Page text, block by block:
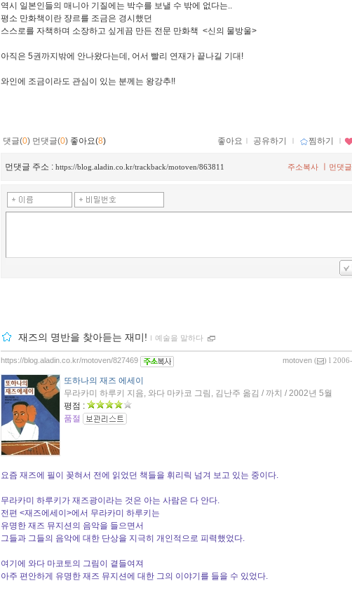
역시 일본인들의 매니아 기질에는 박수를 보낼 수 밖에 없다는..
평소 만화책이란 쟝르를 조금은 경시했던
스스로를 자책하며 소장하고 싶게끔 만든 전문 만화책 <신의 물방울>
아직은 5권까지밖에 안나왔다는데, 어서 빨리 연재가 끝나길 기대!
와인에 조금이라도 관심이 있는 분께는 왕강추!!
댓글(0) 먼댓글(0) 좋아요(8) 좋아요 ｌ 공유하기 ｌ 찜하기 ｌ
먼댓글 주소 : https://blog.aladin.co.kr/trackback/motoven/863811 먼댓
주소복사
재즈의 명반을 찾아듣는 재미! ｌ 예술을 말하다
motoven ( ) l
https://blog.aladin.co.kr/motoven/827469
또하나의 재즈 에세이
무라카미 하루키 지음, 와다 마카코 그림, 김난주 옮김 / 까치 / 2002년 5월
평점 :
품절
요즘 재즈에 필이 꽂혀서 전에 읽었던 책들을 휘리릭 넘겨 보고 있는 중이다.
무라카미 하루키가 재즈광이라는 것은 아는 사람은 다 안다.
전편 <재즈에세이>에서 무라카미 하루키는
유명한 재즈 뮤지션의 음악을 들으면서
그들과 그들의 음악에 대한 단상을 지극히 개인적으로 피력했었다.
여기에 와다 마코토의 그림이 곁들여져
아주 편안하게 유명한 재즈 뮤지션에 대한 그의 이야기를 들을 수 있었다.